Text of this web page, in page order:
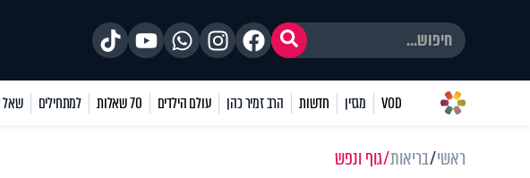
VOD מגזין חדשות הרב זמיר כהן עולם הילדים 70 שאלות למתחילים שאל
ראשי בריאות גוף ונפש